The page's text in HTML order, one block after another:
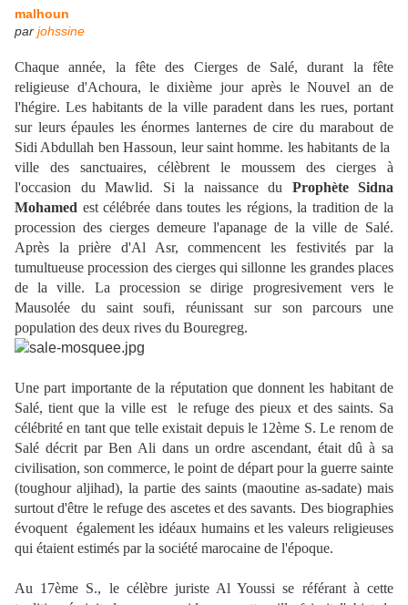
malhoun
par johssine
Chaque année, la fête des Cierges de Salé, durant la fête
religieuse d'Achoura, le dixième jour après le Nouvel an de
l'hégire. Les habitants de la ville paradent dans les rues, portant
sur leurs épaules les énormes lanternes de cire du marabout de
Sidi Abdullah ben Hassoun, leur saint homme. les habitants de la
ville des sanctuaires, célèbrent le moussem des cierges à
l'occasion du Mawlid. Si la naissance du Prophète Sidna
Mohamed est célébrée dans toutes les régions, la tradition de la
procession des cierges demeure l'apanage de la ville de Salé.
Après la prière d'Al Asr, commencent les festivités par la
tumultueuse procession des cierges qui sillonne les grandes places
de la ville. La procession se dirige progresivement vers le
Mausolée du saint soufi, réunissant sur son parcours une
population des deux rives du Bouregreg.
Une part importante de la réputation que donnent les habitant de
Salé, tient que la ville est le refuge des pieux et des saints. Sa
célébrité en tant que telle existait depuis le 12ème S. Le renom de
Salé décrit par Ben Ali dans un ordre ascendant, était dû à sa
civilisation, son commerce, le point de départ pour la guerre sainte
(toughour aljihad), la partie des saints (maoutine as-sadate) mais
surtout d'être le refuge des ascetes et des savants. Des biographies
évoquent également les idéaux humains et les valeurs religieuses
qui étaient estimés par la société marocaine de l'époque.
Au 17ème S., le célèbre juriste Al Youssi se référant à cette